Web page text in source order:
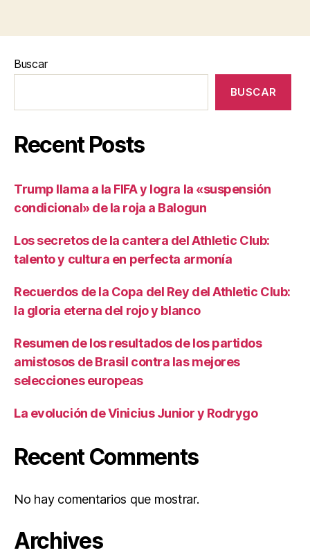
Buscar
BUSCAR
Recent Posts
Trump llama a la FIFA y logra la «suspensión
condicional» de la roja a Balogun
Los secretos de la cantera del Athletic Club:
talento y cultura en perfecta armonía
Recuerdos de la Copa del Rey del Athletic Club:
la gloria eterna del rojo y blanco
Resumen de los resultados de los partidos
amistosos de Brasil contra las mejores
selecciones europeas
La evolución de Vinicius Junior y Rodrygo
Recent Comments
No hay comentarios que mostrar.
Archives